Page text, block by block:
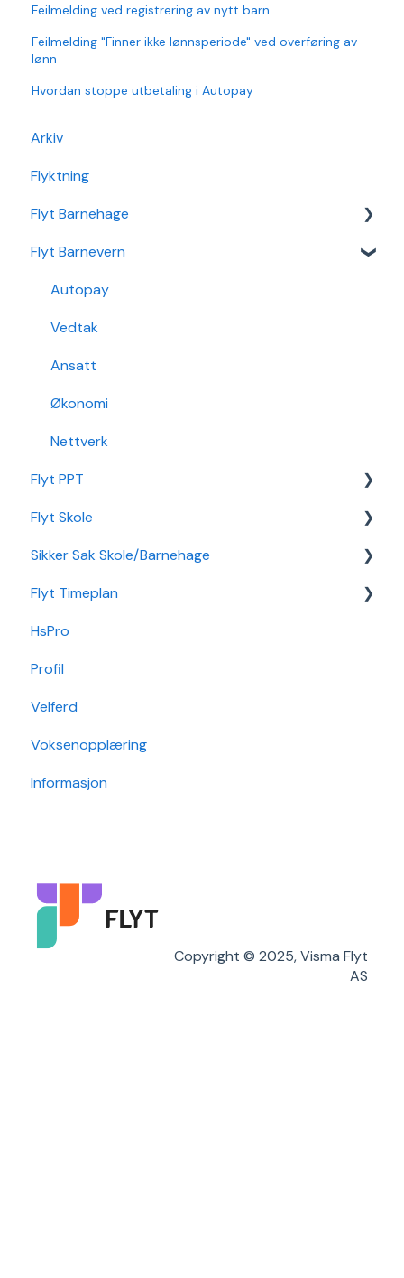
Feilmelding ved registrering av nytt barn
Feilmelding "Finner ikke lønnsperiode" ved overføring av
lønn
Hvordan stoppe utbetaling i Autopay
Arkiv
Flyktning
Flyt Barnehage
Flyt Barnehage Hjelpeside
Min Barnehage (app)
Redusert foreldrebetaling
Sikker Sak Barnehage
Flyt Barnevern
Autopay
Vedtak
Ansatt
Økonomi
Nettverk
Flyt PPT
Statistikk
Flyt Skole
Integrasjon Sikker Sak
Elevportal
Foresattportal
Min Skole - Ansattapp
Min Skole - Foresattapp
SFO
Arkiv/VSA
Flyt Foresatt
Sikker Sak Skole/Barnehage
Godkjenning
Hendelse
Hovedperson
Post
Sak
Flyt Timeplan
Daglig bruk
Min side/ansatt
Timeplanlegging
Rapporter
Grunndata
HsPro
Profil
Velferd
Voksenopplæring
Informasjon
Copyright © 2025, Visma Flyt
AS